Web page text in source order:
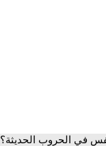
في الحروب الحديثة؟